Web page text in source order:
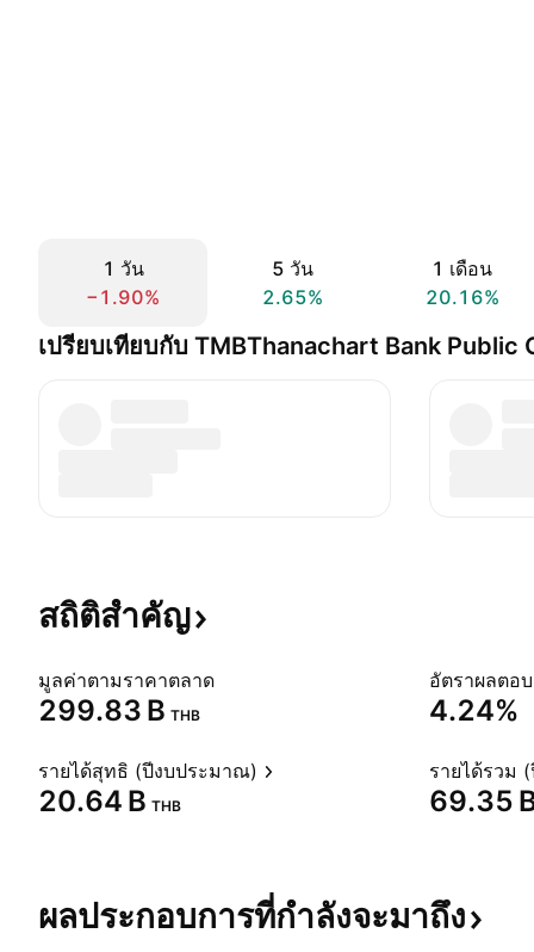
1 วัน
−1.90%
5 วัน
2.65%
1 เดือน
20.16%
เปรียบเทียบกับ TMBThanachart Bank Public
สถิติสำคัญ
มูลค่าตามราคาตลาด
‪299.83 B‬ THB 4.24%
รายได้สุทธิ (ปีงบประมาณ)
‪20.64 B‬ THB
รายได้รวม
‪69.35
ผลประกอบการที่กำลังจะมาถึง